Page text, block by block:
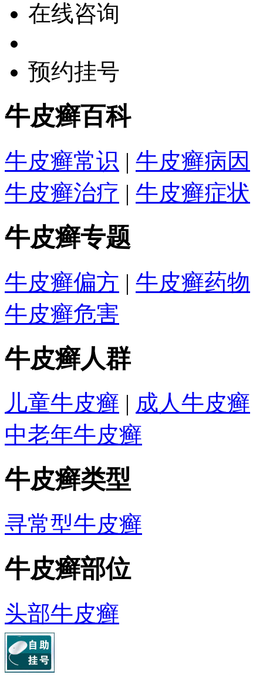
在线咨询
预约挂号
牛皮癣百科
牛皮癣常识 | 牛皮癣病因
牛皮癣治疗 | 牛皮癣症状
牛皮癣专题
牛皮癣偏方 | 牛皮癣药物
牛皮癣危害
牛皮癣人群
儿童牛皮癣 | 成人牛皮癣
中老年牛皮癣
牛皮癣类型
寻常型牛皮癣
牛皮癣部位
头部牛皮癣